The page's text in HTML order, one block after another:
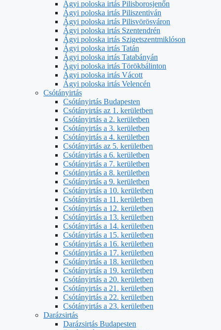
Ágyi poloska irtás Pilisborosjenőn
Ágyi poloska irtás Piliszentiván
Ágyi poloska irtás Pilisvörösváron
Ágyi poloska irtás Szentendrén
Ágyi poloska irtás Szigetszentmiklóson
Ágyi poloska irtás Tatán
Ágyi poloska irtás Tatabányán
Ágyi poloska irtás Törökbálinton
Ágyi poloska irtás Vácott
Ágyi poloska irtás Velencén
Csótányirtás
Csótányirtás Budapesten
Csótányirtás az 1. kerületben
Csótányirtás a 2. kerületben
Csótányirtás a 3. kerületben
Csótányirtás a 4. kerületben
Csótányirtás az 5. kerületben
Csótányirtás a 6. kerületben
Csótányirtás a 7. kerületben
Csótányirtás a 8. kerületben
Csótányirtás a 9. kerületben
Csótányirtás a 10. kerületben
Csótányirtás a 11. kerületben
Csótányirtás a 12. kerületben
Csótányirtás a 13. kerületben
Csótányirtás a 14. kerületben
Csótányirtás a 15. kerületben
Csótányirtás a 16. kerületben
Csótányirtás a 17. kerületben
Csótányirtás a 18. kerületben
Csótányirtás a 19. kerületben
Csótányirtás a 20. kerületben
Csótányirtás a 21. kerületben
Csótányirtás a 22. kerületben
Csótányirtás a 23. kerületben
Darázsirtás
Darázsirtás Budapesten